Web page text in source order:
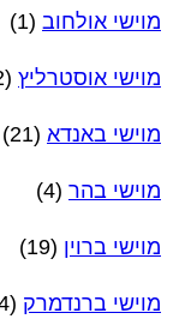
מוישי אולחוב (1)
מוישי אוסטרליץ (12)
מוישי באנדא (21)
מוישי בהר (4)
מוישי ברוין (19)
מוישי ברנדמרק (4)